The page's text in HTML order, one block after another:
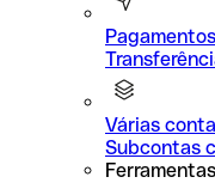
Várias
Subcontas